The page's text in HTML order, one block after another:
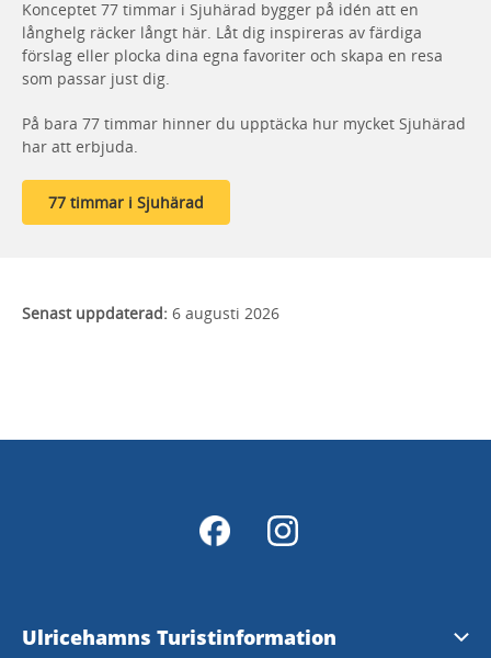
Konceptet 77 timmar i Sjuhärad bygger på idén att en
långhelg räcker långt här. Låt dig inspireras av färdiga
förslag eller plocka dina egna favoriter och skapa en resa
som passar just dig.
På bara 77 timmar hinner du upptäcka hur mycket Sjuhärad
har att erbjuda.
77 timmar i Sjuhärad
Senast uppdaterad: 6 augusti 2026
Ulricehamns Turistinformation